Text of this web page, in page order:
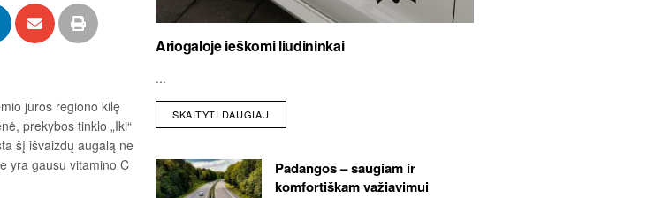
jūros regiono kilę
prekybos tinklo „Iki“
šį išvaizdų augalą ne
yra gausu vitamino C
Ariogaloje ieškomi liudininkai
...
SKAITYTI DAUGIAU
Padangos – saugiam ir
komfortiškam važiavimui